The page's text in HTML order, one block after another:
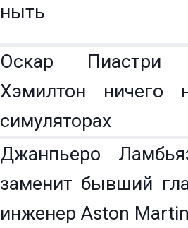
ныть
Оскар Пиастри
Хэмилтон ничего
симуляторах
Джанпьеро
заменит бывший
инженер Aston